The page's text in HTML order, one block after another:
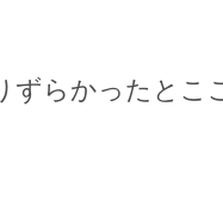
ずらかったとこ